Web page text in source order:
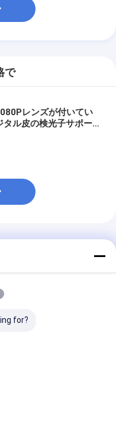
で
レンズが付いてい
タル皮の検光子サポー
for?